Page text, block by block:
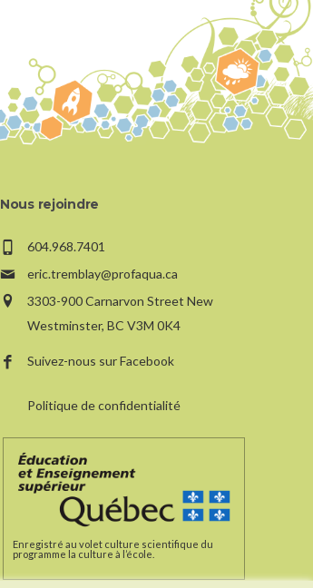
Nous rejoindre
604.968.7401
eric.tremblay@profaqua.ca
3303-900 Carnarvon Street New
Westminster, BC V3M 0K4
Suivez-nous sur Facebook
Politique de confidentialité
Enregistré au volet culture scientifique du
programme la culture à l’école.